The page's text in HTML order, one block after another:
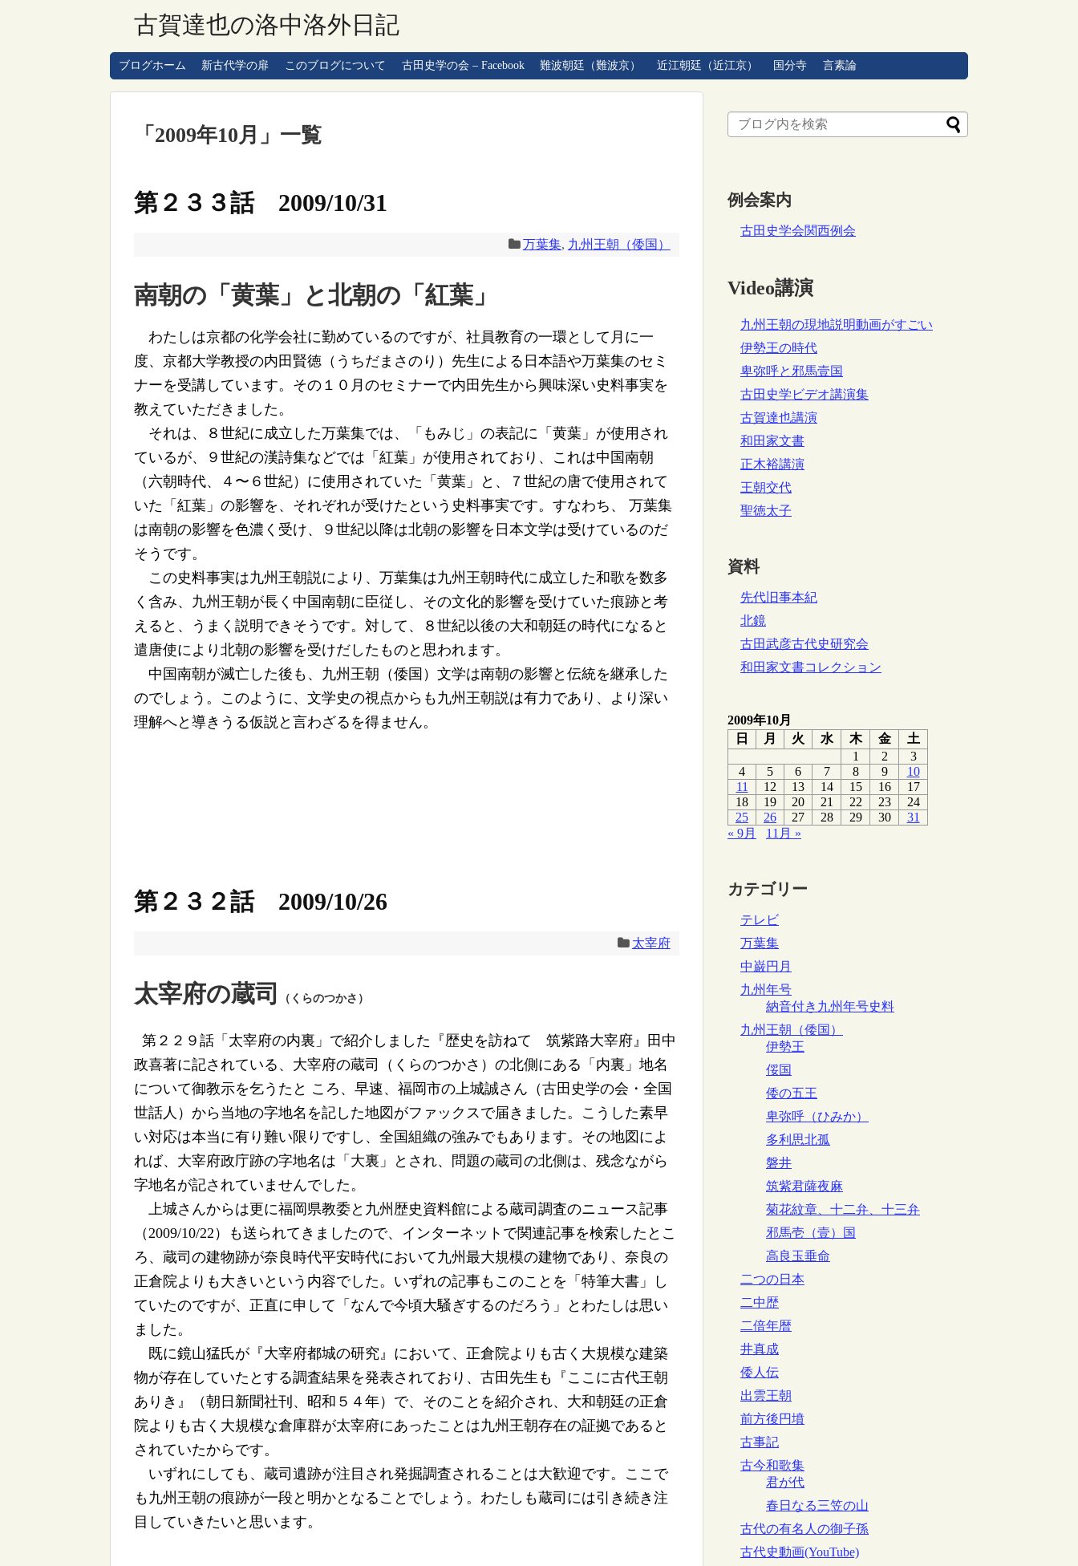
古賀達也の洛中洛外日記
ブログホーム 新古代学の扉 このブログについて 古田史学の会 – Facebook 難波朝廷（難波京） 近江朝廷（近江京） 国分寺 言素論
「 2009年10月 」 一覧
第２３３話 2009/10/31
万葉集, 九州王朝（倭国）
南朝の「黄葉」と北朝の「紅葉」
わたしは京都の化学会社に勤めているのですが、社員教育の一環として月に一
度、京都大学教授の内田賢徳（うちだまさのり）先生による日本語や万葉集のセミ
ナーを受講しています。その１０月のセミナーで内田先生から興味深い史料事実を
教えていただきました。
それは、８世紀に成立した万葉集では、「もみじ」の表記に「黄葉」が使用され
ているが、９世紀の漢詩集などでは「紅葉」が使用されており、これは中国南朝
（六朝時代、４〜６世紀）に使用されていた「黄葉」と、７世紀の唐で使用されて
いた「紅葉」の影響を、それぞれが受けたという史料事実です。すなわち、 万葉集
は南朝の影響を色濃く受け、９世紀以降は北朝の影響を日本文学は受けているのだ
そうです。
この史料事実は九州王朝説により、万葉集は九州王朝時代に成立した和歌を数多
く含み、九州王朝が長く中国南朝に臣従し、その文化的影響を受けていた痕跡と考
えると、うまく説明できそうです。対して、８世紀以後の大和朝廷の時代になると
遣唐使により北朝の影響を受けだしたものと思われます。
中国南朝が滅亡した後も、九州王朝（倭国）文学は南朝の影響と伝統を継承した
のでしょう。このように、文学史の視点からも九州王朝説は有力であり、より深い
理解へと導きうる仮説と言わざるを得ません。
第２３２話 2009/10/26
太宰府
太宰府の蔵司 （くらのつかさ）
第２２９話「太宰府の内裏」で紹介しました『歴史を訪ねて 筑紫路大宰府』田中
政喜著に記されている、大宰府の蔵司（くらのつかさ）の北側にある「内裏」地名
について御教示を乞うたと ころ、早速、福岡市の上城誠さん（古田史学の会・全国
世話人）から当地の字地名を記した地図がファックスで届きました。こうした素早
い対応は本当に有り難い限りですし、全国組織の強みでもあります。その地図によ
れば、大宰府政庁跡の字地名は「大裏」とされ、問題の蔵司の北側は、残念ながら
字地名が記されていませんでした。
上城さんからは更に福岡県教委と九州歴史資料館による蔵司調査のニュース記事
（2009/10/22）も送られてきましたので、インターネットで関連記事を検索したとこ
ろ、蔵司の建物跡が奈良時代平安時代において九州最大規模の建物であり、奈良の
正倉院よりも大きいという内容でした。いずれの記事もこのことを「特筆大書」し
ていたのですが、正直に申して「なんで今頃大騒ぎするのだろう」とわたしは思い
ました。
既に鏡山猛氏が『大宰府都城の研究』において、正倉院よりも古く大規模な建築
物が存在していたとする調査結果を発表されており、古田先生も『ここに古代王朝
ありき』（朝日新聞社刊、昭和５４年）で、そのことを紹介され、大和朝廷の正倉
院よりも古く大規模な倉庫群が太宰府にあったことは九州王朝存在の証拠であると
されていたからです。
いずれにしても、蔵司遺跡が注目され発掘調査されることは大歓迎です。ここで
も九州王朝の痕跡が一段と明かとなることでしょう。わたしも蔵司には引き続き注
目していきたいと思います。
例会案内
古田史学会関西例会
Video講演
九州王朝の現地説明動画がすごい
伊勢王の時代
卑弥呼と邪馬壹国
古田史学ビデオ講演集
古賀達也講演
和田家文書
正木裕講演
王朝交代
聖徳太子
資料
先代旧事本紀
北鏡
古田武彦古代史研究会
和田家文書コレクション
2009年10月
日
月 火 水 木 金
土
1
2
3
4
5 6 7 8 9
10
11
12 13 14 15 16
17
18
19 20 21 22 23
24
25
26 27 28 29 30
31
« 9月
11月 »
カテゴリー
テレビ
万葉集
中巌円月
九州年号
納音付き九州年号史料
九州王朝（倭国）
伊勢王
俀国
倭の五王
卑弥呼（ひみか）
多利思北孤
磐井
筑紫君薩夜麻
菊花紋章、十二弁、十三弁
邪馬壱（壹）国
高良玉垂命
二つの日本
二中歴
二倍年暦
井真成
倭人伝
出雲王朝
前方後円墳
古事記
古今和歌集
君が代
春日なる三笠の山
古代の有名人の御子孫
古代史動画(YouTube)